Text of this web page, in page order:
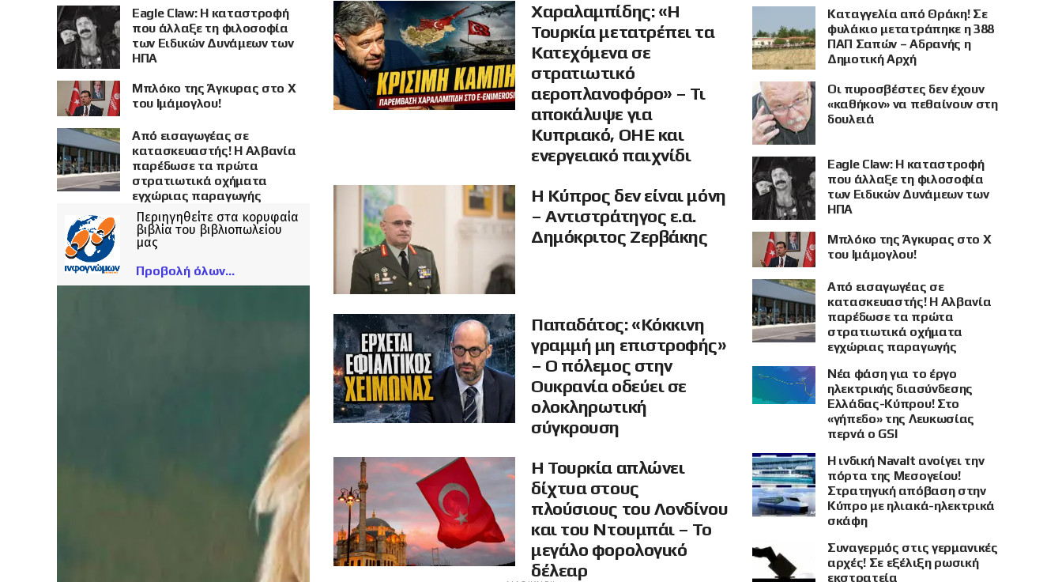
Χαραλαμπίδης: «Η
Τουρκία μετατρέπει τα
Κατεχόμενα σε
στρατιωτικό
αεροπλανοφόρο» – Τι
αποκάλυψε για
Κυπριακό, ΟΗΕ και
ενεργειακό παιχνίδι
Η Κύπρος δεν είναι μόνη
– Αντιστράτηγος ε.α.
Δημόκριτος Ζερβάκης
Παπαδάτος: «Κόκκινη
γραμμή μη επιστροφής»
– Ο πόλεμος στην
Ουκρανία οδεύει σε
ολοκληρωτική
σύγκρουση
Η Τουρκία απλώνει
δίχτυα στους
πλούσιους του Λονδίνου
και του Ντουμπάι – Το
μεγάλο φορολογικό
δέλεαρ
Eagle Claw: Η καταστροφή
που άλλαξε τη φιλοσοφία
των Ειδικών Δυνάμεων των
ΗΠΑ
Μπλόκο της Άγκυρας στο X
του Ιμάμογλου!
Από εισαγωγέας σε
κατασκευαστής! Η Αλβανία
παρέδωσε τα πρώτα
στρατιωτικά οχήματα
εγχώριας παραγωγής
Περιηγηθείτε στα κορυφαία
βιβλία του βιβλιοπωλείου
μας
Προβολή όλων
Καταγγελία από Θράκη! Σε
φυλάκιο μετατράπηκε η 388
ΠΑΠ Σαπών – Αδρανής η
Δημοτική Αρχή
Οι πυροσβέστες δεν έχουν
«καθήκον» να πεθαίνουν στη
δουλειά
Eagle Claw: Η καταστροφή
που άλλαξε τη φιλοσοφία
των Ειδικών Δυνάμεων των
ΗΠΑ
Μπλόκο της Άγκυρας στο X
του Ιμάμογλου!
Από εισαγωγέας σε
κατασκευαστής! Η Αλβανία
παρέδωσε τα πρώτα
στρατιωτικά οχήματα
εγχώριας παραγωγής
Νέα φάση για το έργο
ηλεκτρικής διασύνδεσης
Ελλάδας-Κύπρου! Στο
«γήπεδο» της Λευκωσίας
περνά ο GSI
Η ινδική Navalt ανοίγει την
πόρτα της Μεσογείου!
Στρατηγική απόβαση στην
Κύπρο με ηλιακά-ηλεκτρικά
σκάφη
Συναγερμός στις γερμανικές
αρχές! Σε εξέλιξη ρωσική
εκστρατεία